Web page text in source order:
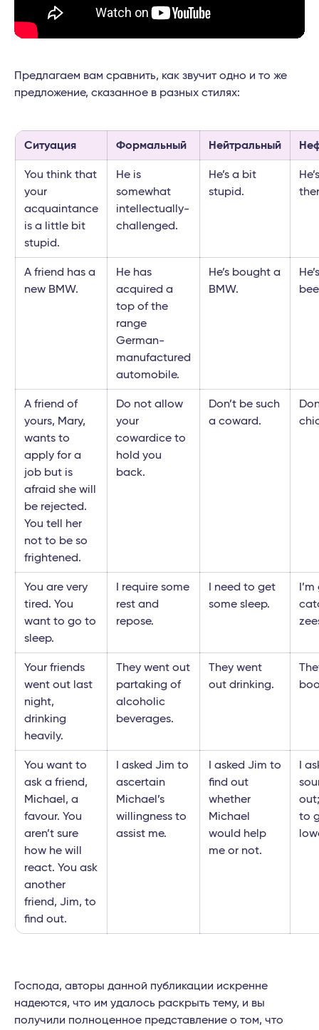
Предлагаем вам сравнить, как звучит одно и то же
предложение, сказанное в разных стилях:
Ситуация Формальный Нейтральный
You think that
your
acquaintance
is a little bit
stupid.
He is
somewhat
intellectually-
challenged.
He’s a bit
stupid.
A friend has a
new BMW.
He has
acquired a
top of the
range
German-
manufactured
automobile.
He’s bought a
BMW.
A friend of
yours, Mary,
wants to
apply for a
job but is
afraid she will
be rejected.
You tell her
not to be so
frightened.
Do not allow
your
cowardice to
hold you
back.
Don’t be such
a coward.
You are very
tired. You
want to go to
sleep.
I require some
rest and
repose.
I need to get
some sleep.
Your friends
went out last
night,
drinking
heavily.
They went out
partaking of
alcoholic
beverages.
They went
out drinking.
You want to
ask a friend,
Michael, a
favour. You
aren’t sure
how he will
react. You ask
another
friend, Jim, to
find out.
I asked Jim to
ascertain
Michael’s
willingness to
assist me.
I asked Jim to
find out
whether
Michael
would help
me or not.
I
to
Господа, авторы данной публикации искренне
надеются, что им удалось раскрыть тему, и вы
получили полноценное представление о том, что